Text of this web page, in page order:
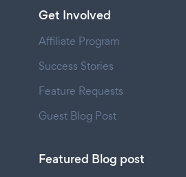
Get Involved
Affiliate Program
Success Stories
Feature Requests
Guest Blog Post
Featured Blog post